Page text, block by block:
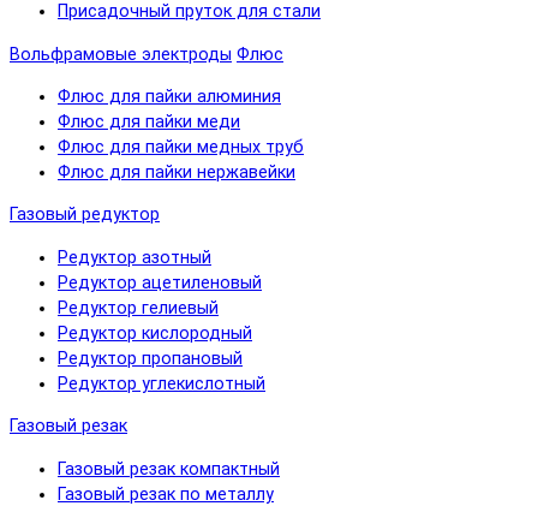
Присадочный пруток для стали
Вольфрамовые электроды Флюс
Флюс для пайки алюминия
Флюс для пайки меди
Флюс для пайки медных труб
Флюс для пайки нержавейки
Газовый редуктор
Редуктор азотный
Редуктор ацетиленовый
Редуктор гелиевый
Редуктор кислородный
Редуктор пропановый
Редуктор углекислотный
Газовый резак
Газовый резак компактный
Газовый резак по металлу